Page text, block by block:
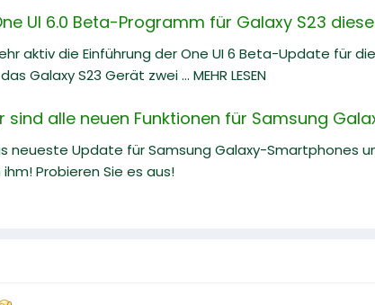
UI 6.0 Beta-Programm für Galaxy S23
aktiv die Einführung der One UI 6 Beta-Update für
Galaxy S23 Gerät zwei ... MEHR LESEN
sind alle neuen Funktionen für Samsung
neueste Update für Samsung Galaxy-Smartphones
Probieren Sie es aus!